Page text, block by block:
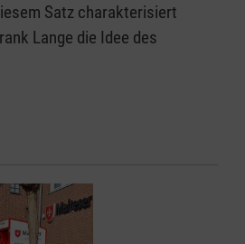
Satz charakterisiert
Lange die Idee des